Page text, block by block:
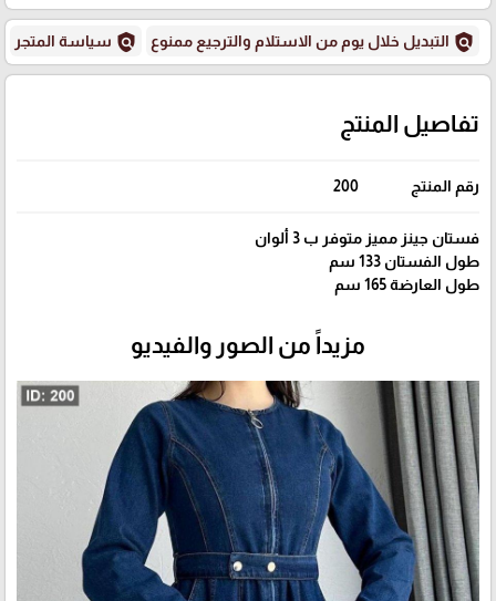
policy التبديل خلال يوم من الاستلام والترجيع ممنوع policy سياسة المتجر
تفاصيل المنتج
رقم المنتج 200
فستان جينز مميز متوفر ب 3 ألوان
طول الفستان 133 سم
طول العارضة 165 سم
مزيداً من الصور والفيديو